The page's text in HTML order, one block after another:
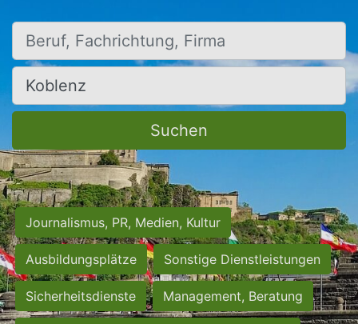
Beruf, Fachrichtung, Firma
Ort, Stadt
Suchen
Journalismus, PR, Medien, Kultur
Ausbildungsplätze Sonstige Dienstleistungen
Sicherheitsdienste Management, Beratung